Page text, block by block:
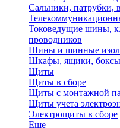
Сальники, патрубки,
Токоведущие шины,
проводников
Шины и шинные
Шкафы, ящики, боксы
Щиты
Щиты в сборе
Щиты с монтажной
Щиты учета
Электрощиты в сборе
Еще